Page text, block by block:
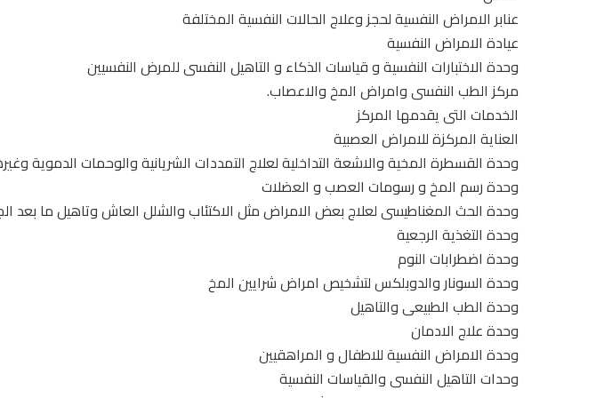
عنابر الامراض النفسية لحجز وعلاج الحالات النفسية المختلفة
عيادة الامراض النفسية
وحدة الاختبارات النفسية و قياسات الذكاء و التاهيل النفسى للمرض النفسيين
مركز الطب النفسى وامراض المخ والاعصاب.
الخدمات التى يقدمها المركز
العناية المركزة للامراض العصبية
وحدة القسطرة المخية والاشعة التداخلية لعلاج التمددات الشريانية والوحمات الدموية
وحدة رسم المخ و رسومات العصب و العضلات
وحدة الحث المغناطيسى لعلاج بعض الامراض مثل الاكتئاب والشلل العاش وتاهيل ما بعد
وحدة التغذية الرجعية
وحدة اضطرابات النوم
وحدة السونار والدوبلكس لتشخيص امراض شرايين المخ
وحدة الطب الطبيعى والتاهيل
وحدة علاج الادمان
وحدة الامراض النفسية للاطفال و المراهقيين
وحدات التاهيل النفسى والقياسات النفسية